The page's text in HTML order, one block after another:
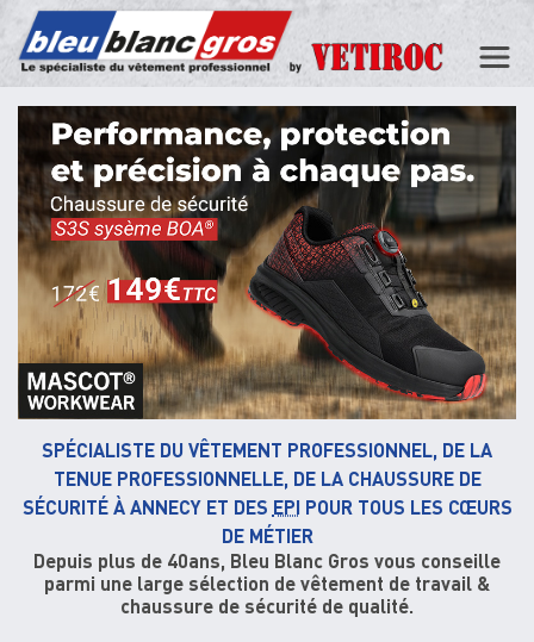
SPÉCIALISTE DU VÊTEMENT PROFESSIONNEL, DE LA
TENUE PROFESSIONNELLE, DE LA CHAUSSURE DE
SÉCURITÉ À ANNECY ET DESEPI POUR TOUS LES CŒURS
DE MÉTIER
Depuis plus de 40ans, Bleu Blanc Gros vous conseille
parmi une large sélection de vêtement de travail &
chaussure de sécurité de qualité.